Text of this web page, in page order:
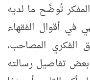
تُوضِّح ما لديه
في أقوال الفقهاء
الفكري المصاحب،
تفاصيل رسالته